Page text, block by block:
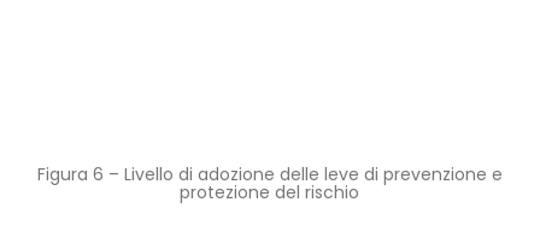
Figura 6 – Livello di adozione delle leve di prevenzione e
protezione del rischio